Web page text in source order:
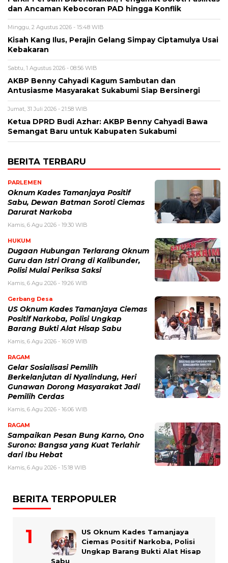
dan Ancaman Kebocoran PAD hingga Konflik
Minggu, 2 Agustus 2026 - 15:48 WIB
Kisah Kang Ilus, Perajin Gelang Simpay Ciptamulya Usai
Kebakaran
Sabtu, 1 Agustus 2026 - 08:56 WIB
AKBP Benny Cahyadi Kagum Sambutan dan
Antusiasme Masyarakat Sukabumi Siap Bersinergi
Jumat, 31 Juli 2026 - 21:58 WIB
Ketua DPRD Budi Azhar: AKBP Benny Cahyadi Bawa
Semangat Baru untuk Kabupaten Sukabumi
BERITA TERBARU
PARLEMEN
Oknum Kades Tamanjaya Positif
Sabu, Dewan Batman Soroti Ciemas
Darurat Narkoba
Kamis, 6 Agu 2026 - 19:30 WIB
HUKUM
Dugaan Hubungan Terlarang Oknum
Guru dan Istri Orang di Kalibunder,
Polisi Mulai Periksa Saksi
Kamis, 6 Agu 2026 - 19:26 WIB
Gerbang Desa
US Oknum Kades Tamanjaya Ciemas
Positif Narkoba, Polisi Ungkap
Barang Bukti Alat Hisap Sabu
Kamis, 6 Agu 2026 - 16:09 WIB
RAGAM
Gelar Sosialisasi Pemilih
Berkelanjutan di Nyalindung, Heri
Gunawan Dorong Masyarakat Jadi
Pemilih Cerdas
Kamis, 6 Agu 2026 - 16:06 WIB
RAGAM
Sampaikan Pesan Bung Karno, Ono
Surono: Bangsa yang Kuat Terlahir
dari Ibu Hebat
Kamis, 6 Agu 2026 - 15:18 WIB
BERITA TERPOPULER
US Oknum Kades Tamanjaya
Ciemas Positif Narkoba, Polisi
Ungkap Barang Bukti Alat Hisap
Sabu